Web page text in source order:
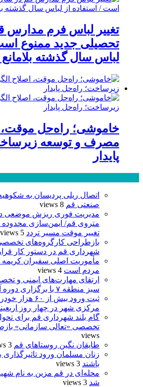
تغییر لباس فرم مدارس
تحصیلی جدید ممنوع
لباس سال گذشته
خاموشی؛ راه‌حل موقت،
مصرف و توسعه
پایدار
اتصال ریلی پردیسان به
صنعتی قم 8 views
مدیریت فوری ریزش موضعی
متروی قم/ ایمن‌سازی محدوده
تغییر موقت مسیر تردد 5 views
بازطراحی کارگروه‌های
شهرداری قم در دستور کار
مأموریت اصلی سفیران کریمه
مردم است 4 views
ارتقای مهارت‌های ایمنی و
سبز منطقه ۷ با برگزاری دوره آموزشی
ثبت ورود بیش
مرکزی شهر در چهار روز
گام بلند شهرداری قم برای
تخصصی «تعالی سازمانی»
views
طایقان نگین روستاهای قم 3 views
زنان مسلمان ورود
باشند 3 views
محله‌ای در قم مزین به نام
شد 3 views